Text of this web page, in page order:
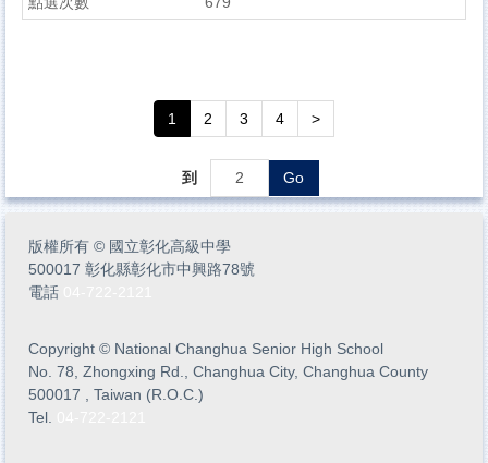
1 2 3 4 >
到 Go
版權所有 © 國立彰化高級中學
500017 彰化縣彰化市中興路78號
電話
Copyright © National Changhua Senior High School
No. 78, Zhongxing Rd., Changhua City, Changhua County
500017 , Taiwan (R.O.C.)
Tel.